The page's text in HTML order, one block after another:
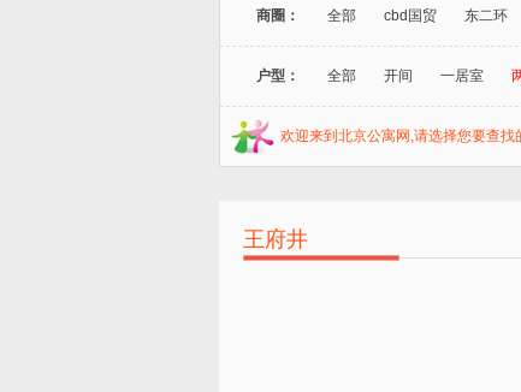
商圈： 全部 cbd国贸 东二环
户型： 全部 开间 一居室
欢迎来到北京公寓网,请选择您要查找
王府井